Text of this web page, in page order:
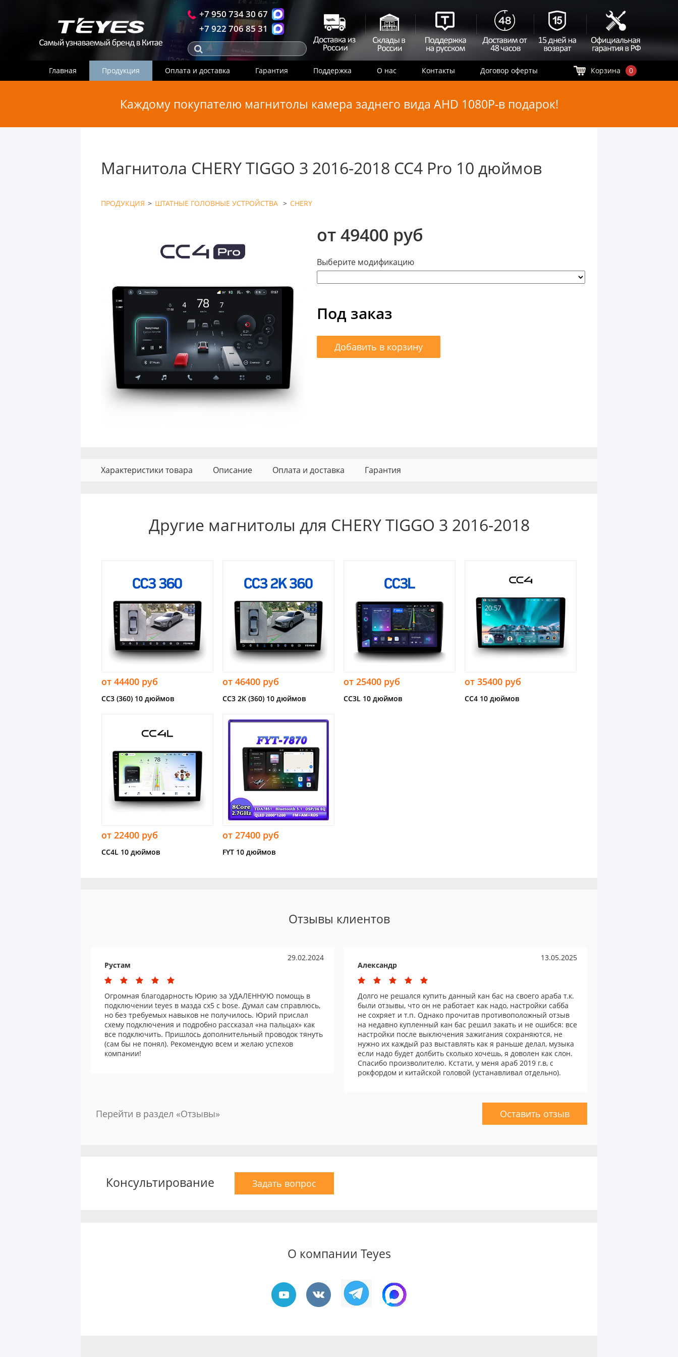
+7 950 734 30 67
+7 922 706 85 31
Главная Продукция Оплата и доставка Гарантия Поддержка О нас Контакты Договор оферты Корзина 0
Каждому покупателю магнитолы камера заднего вида AHD 1080P-в подарок!
Магнитола CHERY TIGGO 3 2016-2018 CC4 Pro 10 дюймов
ПРОДУКЦИЯ > ШТАТНЫЕ ГОЛОВНЫЕ УСТРОЙСТВА > CHERY
от 49400 руб
Выберите модификацию
Под заказ
Добавить в корзину
Характеристики товара Описание Оплата и доставка Гарантия
Другие магнитолы для CHERY TIGGO 3 2016-2018
от 44400 руб
CC3 (360) 10 дюймов
от 46400 руб
CC3 2K (360) 10 дюймов
от 25400 руб
CC3L 10 дюймов
от 35400 руб
CC4 10 дюймов
от 22400 руб
CC4L 10 дюймов
от 27400 руб
FYT 10 дюймов
Отзывы клиентов
29.02.2024
Рустам
Огромная благодарность Юрию за УДАЛЕННУЮ помощь в
подключении teyes в мазда cx5 с bose. Думал сам справлюсь,
но без требуемых навыков не получилось. Юрий прислал
схему подключения и подробно рассказал «на пальцах» как
все подключить. Пришлось дополнительный проводок тянуть
(сам бы не понял). Рекомендую всем и желаю успехов
компании!
13.05.2025
Александр
Долго не решался купить данный кан бас на своего араба т.к.
были отзывы, что он не работает как надо, настройки сабба
не сохряет и т.п. Однако прочитав противоположный отзыв
на недавно купленный кан бас решил закать и не ошибся: все
настройки после выключения зажигания сохраняются, не
нужно их каждый раз выставлять как я раньше делал, музыка
если надо будет долбить сколько хочешь, я доволен как слон.
Спасибо произволителю. Кстати, у меня араб 2019 г.в, с
рокфордом и китайской головой (устанавливал отдельно).
Перейти в раздел «Отзывы» Оставить отзыв
Консультирование Задать вопрос
О компании Teyes